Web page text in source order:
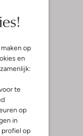
maken op
en
te
op
in
profiel op